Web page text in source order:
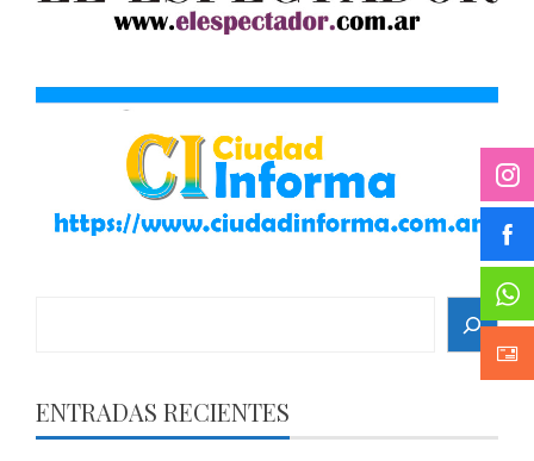
ENTRADAS RECIENTES